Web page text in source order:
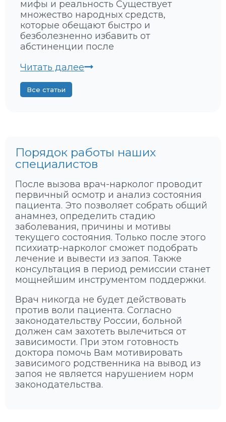
л
и
з
м
с
с
о
о
й
и
м
е
д
и
ц
и
н
с
к
о
й
т
о
ч
к
и
з
р
е
н
мифы и реальность Существует
множество народных средств,
которые обещают быстро и
безболезненно избавить от
абстиненции после
Читать далееС
Е
Н
И
Е
П
О
С
Л
Е
А
Л
К
О
О
Л
Я
:
Ч
Т
О
Д
Е
Все статьи
Порядок работы наших
специалистов
После вызова врач-нарколог проводит
первичный осмотр и анализ состояния
пациента. Это позволяет собрать общий
анамнез, определить стадию
заболевания, причины и мотивы
текущего состояния. Только после этого
психиатр-нарколог сможет подобрать
лечение и вывести из запоя. Также
консультация в период ремиссии станет
мощнейшим инструментом поддержки.
Врач никогда не будет действовать
против воли пациента. Согласно
законодательству России, больной
должен сам захотеть вылечиться от
зависимости. При этом готовность
доктора помочь Вам мотивировать
зависимого родственника на вывод из
запоя не является нарушением норм
законодательства.